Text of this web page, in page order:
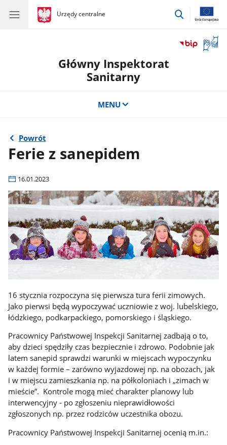
gov.pl
Urzędy centralne
gov.pl
Urzędy
przejdź
okno
Główny Inspektorat
Sanitarny
MENU
Powrót
Ferie z sanepidem
16.01.2023
16 stycznia rozpoczyna się pierwsza tura ferii zimowych.
Jako pierwsi będą wypoczywać uczniowie z woj. lubelskiego,
łódzkiego, podkarpackiego, pomorskiego i śląskiego.
Pracownicy Państwowej Inspekcji Sanitarnej zadbają o to,
aby dzieci spędziły czas bezpiecznie i zdrowo. Podobnie jak
latem sanepid sprawdzi warunki w miejscach wypoczynku
w każdej formie – zarówno wyjazdowej np. na obozach, jak
i w miejscu zamieszkania np. na półkoloniach i „zimach w
mieście”. Kontrole mogą mieć charakter planowy lub
interwencyjny - po zgłoszeniu nieprawidłowości
zgłoszonych np. przez rodziców uczestnika obozu.
Pracownicy Państwowej Inspekcji Sanitarnej ocenią m.in.: